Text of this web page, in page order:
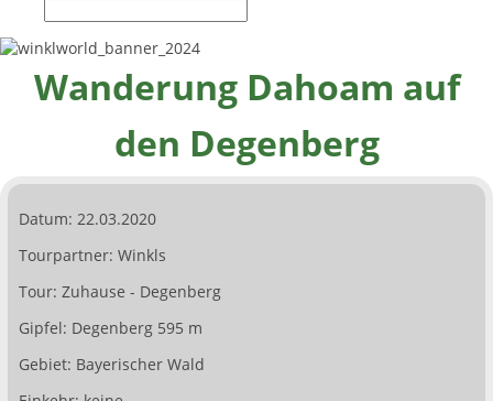
Wanderung Dahoam auf
den Degenberg
Datum: 22.03.2020
Tourpartner: Winkls
Tour: Zuhause - Degenberg
Gipfel: Degenberg 595 m
Gebiet: Bayerischer Wald